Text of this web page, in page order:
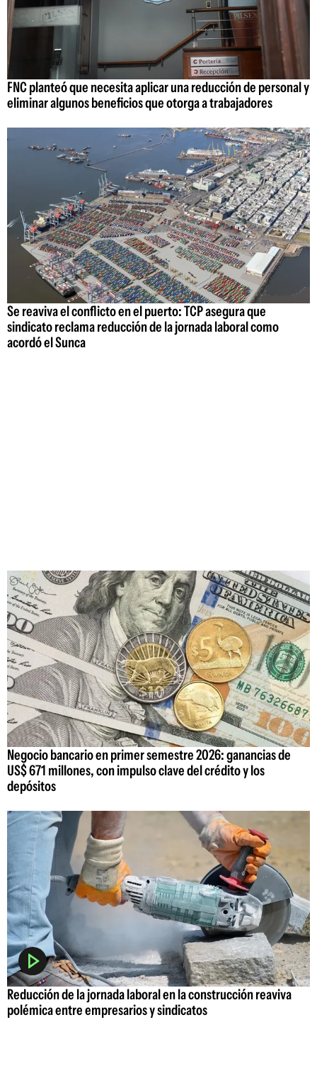
FNC planteó que necesita aplicar una reducción de personal y
eliminar algunos beneficios que otorga a trabajadores
Se reaviva el conflicto en el puerto: TCP asegura que
sindicato reclama reducción de la jornada laboral como
acordó el Sunca
Negocio bancario en primer semestre 2026: ganancias de
US$ 671 millones, con impulso clave del crédito y los
depósitos
Reducción de la jornada laboral en la construcción reaviva
polémica entre empresarios y sindicatos